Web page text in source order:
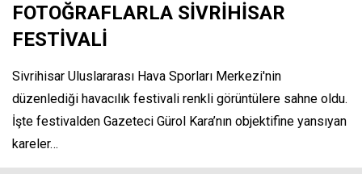
FOTOĞRAFLARLA SİVRİHİSAR
FESTİVALİ
Sivrihisar Uluslararası Hava Sporları Merkezi'nin
düzenlediği havacılık festivali renkli görüntülere sahne oldu.
İşte festivalden Gazeteci Gürol Kara’nın objektifine yansıyan
kareler…